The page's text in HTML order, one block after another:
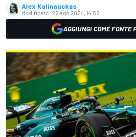
Alex Kalinauckas
Modificato: 22 ago 2024, 14:52
AGGIUNGI COME FONTE